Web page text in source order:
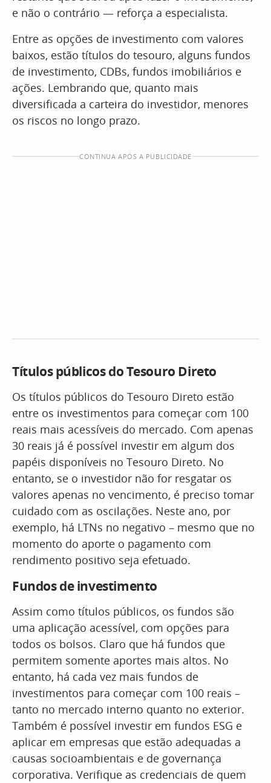
e não o contrário — reforça a especialista.
Entre as opções de investimento com valores
baixos, estão títulos do tesouro, alguns fundos
de investimento, CDBs, fundos imobiliários e
ações. Lembrando que, quanto mais
diversificada a carteira do investidor, menores
os riscos no longo prazo.
CONTINUA APÓS A PUBLICIDADE
Títulos públicos do Tesouro Direto
Os títulos públicos do Tesouro Direto estão
entre os investimentos para começar com 100
reais mais acessíveis do mercado. Com apenas
30 reais já é possível investir em algum dos
papéis disponíveis no Tesouro Direto. No
entanto, se o investidor não for resgatar os
valores apenas no vencimento, é preciso tomar
cuidado com as oscilações. Neste ano, por
exemplo, há LTNs no negativo – mesmo que no
momento do aporte o pagamento com
rendimento positivo seja efetuado.
Fundos de investimento
Assim como títulos públicos, os fundos são
uma aplicação acessível, com opções para
todos os bolsos. Claro que há fundos que
permitem somente aportes mais altos. No
entanto, há cada vez mais fundos de
investimentos para começar com 100 reais –
tanto no mercado interno quanto no exterior.
Também é possível investir em fundos ESG e
aplicar em empresas que estão adequadas a
causas socioambientais e de governança
corporativa. Verifique as credenciais de quem